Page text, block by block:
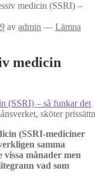
medicin (SSRI) –
av admin — Lämna
medicin
sköter
(SSRI-mediciner
samma
månader men
vad som